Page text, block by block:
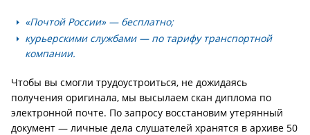
«Почтой России» — бесплатно;
курьерскими службами — по тарифу транспортной
компании.
Чтобы вы смогли трудоустроиться, не дожидаясь
получения оригинала, мы высылаем скан диплома по
электронной почте. По запросу восстановим утерянный
документ — личные дела слушателей хранятся в архиве 50